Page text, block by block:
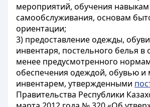
мероприятий, обучения навыкам
самообслуживания, основам
ориентации;
3) предоставление одежды,
инвентаря, постельного белья в
менее предусмотренного
обеспечения одеждой, обувью и
инвентарем, утвержденными
Правительства Республики